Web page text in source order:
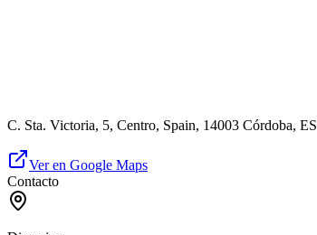
C. Sta. Victoria, 5, Centro, Spain, 14003 Córdoba, ES
Ver en Google Maps
Contacto